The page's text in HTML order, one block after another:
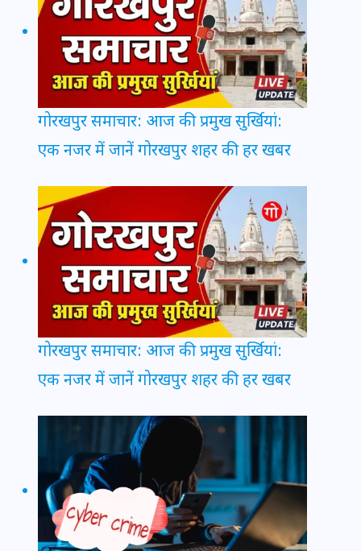
गोरखपुर समाचार: आज की प्रमुख सुर्खियां:
एक नजर में जानें गोरखपुर शहर की हर खबर
गोरखपुर समाचार: आज की प्रमुख सुर्खियां:
एक नजर में जानें गोरखपुर शहर की हर खबर